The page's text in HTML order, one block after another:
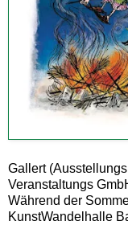
Gallert
Veranstaltungs
Während der
KunstWandelhalle